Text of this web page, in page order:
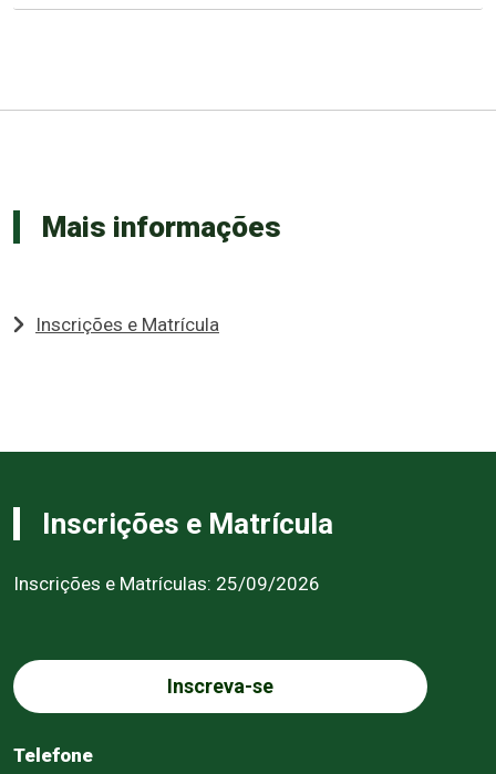
Mais informações
Inscrições e Matrícula
Inscrições e Matrícula
Inscrições e Matrículas: 25/09/2026
Inscreva-se
Telefone